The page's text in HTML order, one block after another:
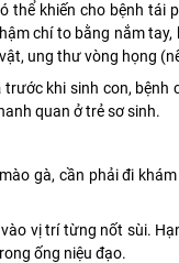
thể khiến cho bệnh tái
chí to bằng nắm
ung thư vòng họng
trước khi sinh con, bệnh
quan ở trẻ sơ sinh.
gà, cần phải đi
vị trí từng nốt sùi.
ống niệu đạo.